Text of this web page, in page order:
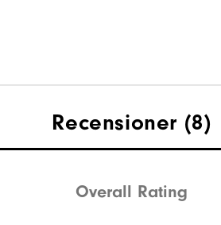
Recensioner (8)
Overall Rating